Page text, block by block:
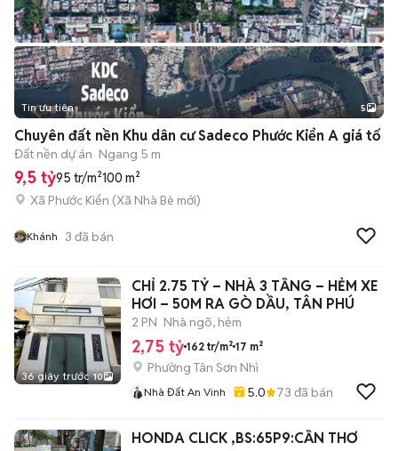
Tin ưu tiên 5
Chuyên đất nền Khu dân cư Sadeco Phước Kiển A giá tố
Đất nền dự án Ngang 5 m
9,5 tỷ95 tr/m²100 m²
Xã Phước Kiển (Xã Nhà Bè mới)
Khánh 3 đã bán
36 giây trước 10
CHỈ 2.75 TỶ – NHÀ 3 TẦNG – HẺM XE
HƠI – 50M RA GÒ DẦU, TÂN PHÚ
2 PN Nhà ngõ, hẻm
2,75 tỷ 162 tr/m² 17 m²
Phường Tân Sơn Nhì
Nhà Đất An Vinh 5.0 73 đã bán
HONDA CLICK ,BS:65P9:CẦN THƠ